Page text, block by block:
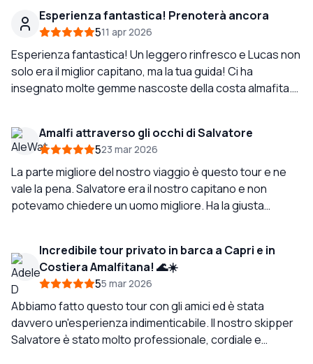
Esperienza fantastica! Prenoterà ancora
511 apr 2026
Esperienza fantastica! Un leggero rinfresco e Lucas non
solo era il miglior capitano, ma la tua guida! Ci ha
insegnato molte gemme nascoste della costa almafita.
domanda.Amalfi attraverso gli occhi di Salvatore
523 mar 2026
La parte migliore del nostro viaggio è questo tour e ne
vale la pena. Salvatore era il nostro capitano e non
potevamo chiedere un uomo migliore. Ha la giusta
servizio a bordo era eccellente. Assicuratevi di pranzare
da Il Cantuccio. Voglio anche evidenziare prenotare
questo viaggio con Arianna è stata un'esperienza molto
positiva. Vedere la Costiera Amalfitana dall’acqua è
bellissimo ma avere un ottimo Capitano come Salvatore
lo rende eccezionale quindi chiedete sicuramente di lui.
Incredibile tour privato in barca a Capri e in
Costiera Amalfitana! 🌊☀️
55 mar 2026
Abbiamo fatto questo tour con gli amici ed è stata
davvero un'esperienza indimenticabile. Il nostro skipper
Salvatore è stato molto professionale, cordiale e